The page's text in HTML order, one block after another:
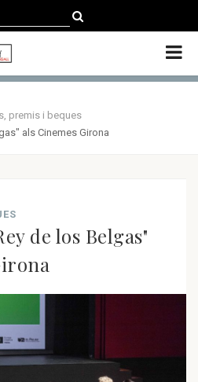
ENGLISH
premis i beques
als Cinemes Girona
de los Belgas"